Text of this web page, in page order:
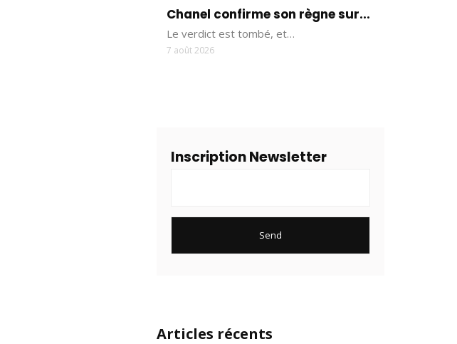
Chanel confirme son règne sur...
Le verdict est tombé, et…
7 août 2026
Inscription Newsletter
Articles récents